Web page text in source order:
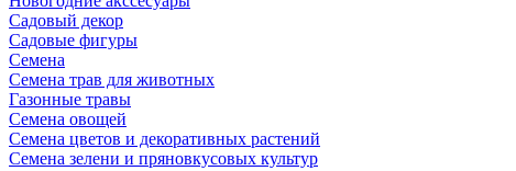
Садовый декор
Садовые фигуры
Семена
Семена трав для животных
Газонные травы
Семена овощей
Семена цветов и декоративных растений
Семена зелени и пряновкусовых культур